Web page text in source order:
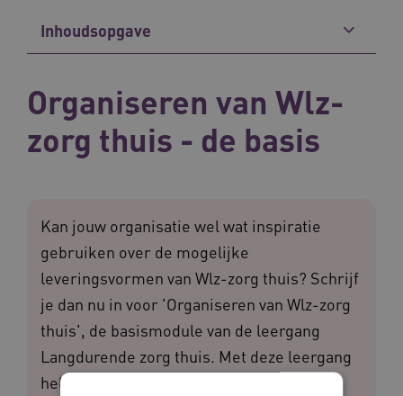
Inhoudsopgave
Organiseren van Wlz-
zorg thuis - de basis
Kan jouw organisatie wel wat inspiratie
gebruiken over de mogelijke
leveringsvormen van Wlz-zorg thuis? Schrijf
je dan nu in voor 'Organiseren van Wlz-zorg
thuis', de basismodule van de leergang
Langdurende zorg thuis. Met deze leergang
helpen we vanuit het programma